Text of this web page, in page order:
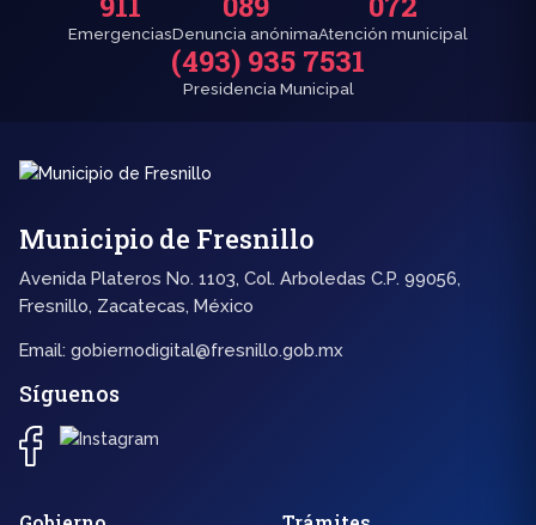
EmergenciasDenuncia anónimaAtención municipal
(493) 935 7531
Presidencia Municipal
Municipio de Fresnillo
Avenida Plateros No. 1103, Col. Arboledas C.P. 99056,
Fresnillo, Zacatecas, México
Email: gobiernodigital@fresnillo.gob.mx
Síguenos